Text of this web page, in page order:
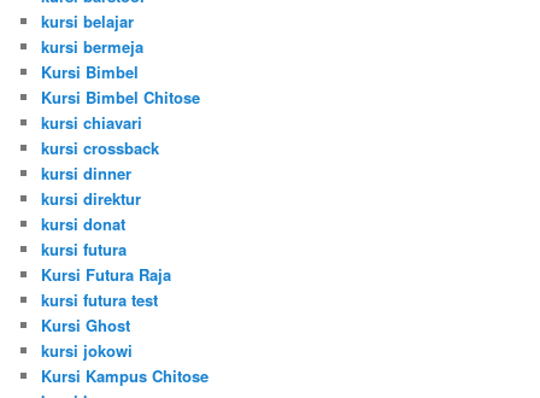
kursi belajar
kursi bermeja
Kursi Bimbel
Kursi Bimbel Chitose
kursi chiavari
kursi crossback
kursi dinner
kursi direktur
kursi donat
kursi futura
Kursi Futura Raja
kursi futura test
Kursi Ghost
kursi jokowi
Kursi Kampus Chitose